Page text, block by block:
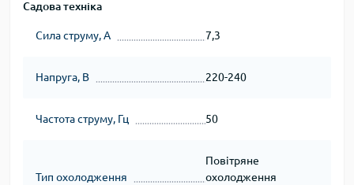
Садова техніка
Сила струму, А 7,3
Напруга, В 220-240
Частота струму, Гц 50
Тип охолодження
Повітряне
охолодження